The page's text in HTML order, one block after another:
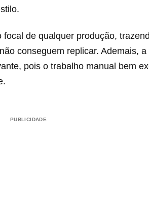
de qualquer produção,
conseguem replicar. Ademais,
pois o trabalho manual bem
PUBLICIDADE